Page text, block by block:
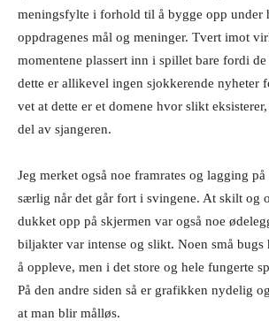
meningsfylte i forhold til å bygge opp under
oppdragenes mål og meninger. Tvert imot
momentene plassert inn i spillet bare fordi
dette er allikevel ingen sjokkerende nyheter
vet at dette er et domene hvor slikt
del av sjangeren.
Jeg merket også noe framrates og lagging
særlig når det går fort i svingene. At skilt og
dukket opp på skjermen var også noe
biljakter var intense og slikt. Noen små bugs
å oppleve, men i det store og hele fungerte
På den andre siden så er grafikken nydelig
at man blir målløs.